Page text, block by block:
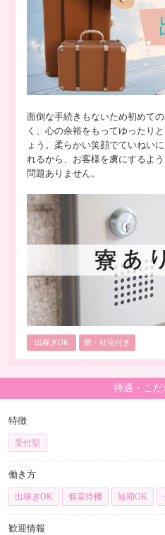
面倒な手続きもないため初めて
く、心の余裕をもってゆったり
ょう。柔らかい笑顔でていねい
れるから、お客様を虜にするよ
問題ありません。
出稼ぎOK 寮・社宅付き
待遇・こだ
特徴
受付型
働き方
出稼ぎOK 個室待機 短期OK
歓迎情報